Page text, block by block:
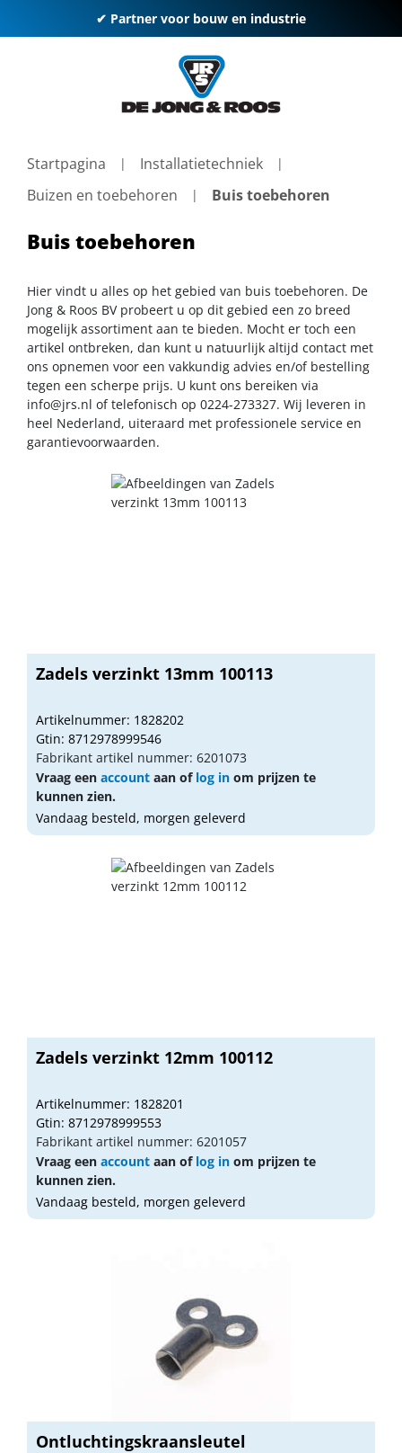
✔ Partner voor bouw en industrie
Startpagina
Installatietechniek
Buizen en toebehoren
Buis toebehoren
Buis toebehoren
Hier vindt u alles op het gebied van buis toebehoren. De
Jong & Roos BV probeert u op dit gebied een zo breed
mogelijk assortiment aan te bieden. Mocht er toch een
artikel ontbreken, dan kunt u natuurlijk altijd contact met
ons opnemen voor een vakkundig advies en/of bestelling
tegen een scherpe prijs. U kunt ons bereiken via
info@jrs.nl of telefonisch op 0224-273327. Wij leveren in
heel Nederland, uiteraard met professionele service en
garantievoorwaarden.
Zadels verzinkt 13mm 100113
Artikelnummer: 1828202
Gtin: 8712978999546
Fabrikant artikel nummer: 6201073
Vraag een account aan of log in om prijzen te
kunnen zien.
Vandaag besteld, morgen geleverd
Zadels verzinkt 12mm 100112
Artikelnummer: 1828201
Gtin: 8712978999553
Fabrikant artikel nummer: 6201057
Vraag een account aan of log in om prijzen te
kunnen zien.
Vandaag besteld, morgen geleverd
Ontluchtingskraansleutel